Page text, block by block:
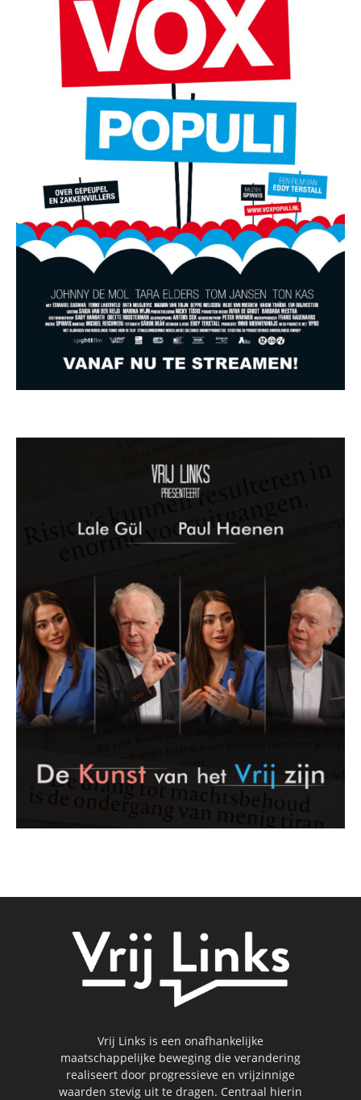
Vrij Links is een onafhankelijke
maatschappelijke beweging die verandering
realiseert door progressieve en vrijzinnige
waarden stevig uit te dragen. Centraal hierin